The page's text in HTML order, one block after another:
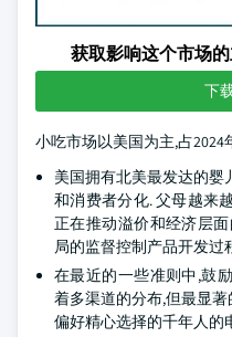
获取影响这个市场
下
小吃市场以美国为主,占2024
美国拥有北美最发达的婴
和消费者分化. 父母越来
正在推动溢价和经济层
局的监督控制产品开发过
在最近的一些准则中,鼓
着多渠道的分布,但最显
偏好精心选择的千年人的